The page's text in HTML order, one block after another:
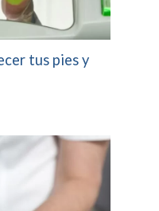
tus pies y